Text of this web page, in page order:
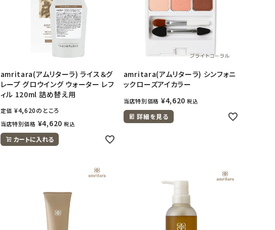
amritara(アムリターラ) ライス＆グ
レープ グロウイング ウォーター レフ
ィル 120ml 詰め替え用
定価 ¥4,620のところ
当店特別価格 ¥4,620 税込
カートに入れる
amritara(アムリターラ) シンフォニ
ックローズアイカラー
当店特別価格 ¥4,620 税込
詳細を見る